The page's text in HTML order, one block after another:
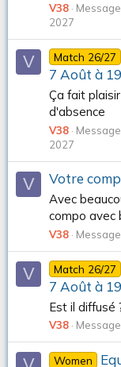
V38
2027
V Match 26/27
7 Août à
Ça fait
d'absence
V38
2027
V Votre
Avec
compo avec
V38
V Match 26/27
7 Août à
Est il diffusé
V38
Women